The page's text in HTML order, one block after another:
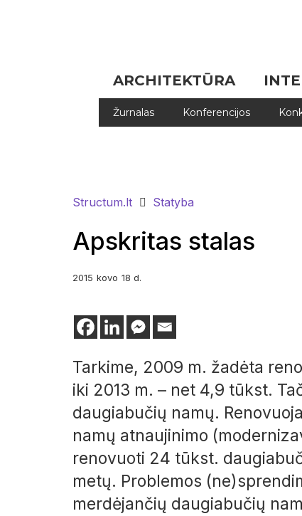
ARCHITEKTŪRA
Žurnalas Konferencijos
Structum.lt Statyba
Apskritas stalas
2015 kovo 18 d.
Tarkime, 2009 m. žadėta
iki 2013 m. – net 4,9 tūkst.
daugiabučių namų.
namų atnaujinimo
renovuoti 24 tūkst.
metų. Problemos
merdėjančių daugiabučių